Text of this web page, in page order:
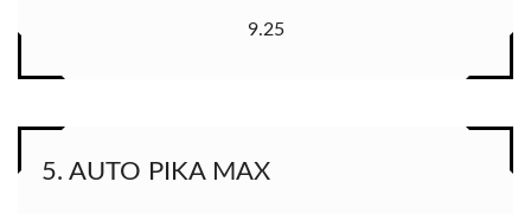
9.25
5. AUTO PIKA MAX